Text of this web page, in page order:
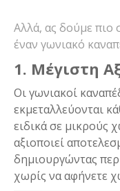
Αλλά, ας δούμε πιο
έναν γωνιακό
1. Μέγιστη
Οι γωνιακοί
εκμεταλλεύονται
ειδικά σε μικρούς
αξιοποιεί
δημιουργώντας
χωρίς να αφήνετε